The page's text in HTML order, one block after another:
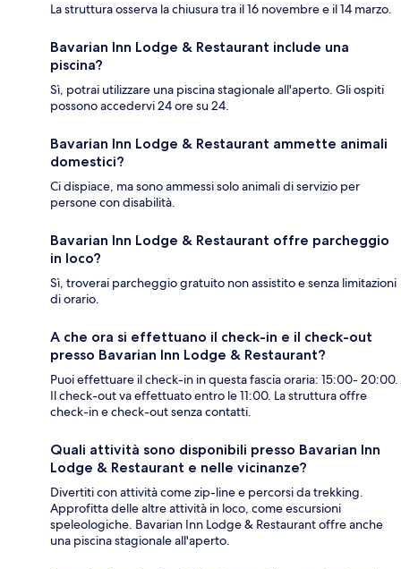
La struttura osserva la chiusura tra il 16 novembre e il 14 marzo.
Bavarian Inn Lodge & Restaurant include una
piscina?
Sì, potrai utilizzare una piscina stagionale all'aperto. Gli ospiti
possono accedervi 24 ore su 24.
Bavarian Inn Lodge & Restaurant ammette animali
domestici?
Ci dispiace, ma sono ammessi solo animali di servizio per
persone con disabilità.
Bavarian Inn Lodge & Restaurant offre parcheggio
in loco?
Sì, troverai parcheggio gratuito non assistito e senza limitazioni
di orario.
A che ora si effettuano il check-in e il check-out
presso Bavarian Inn Lodge & Restaurant?
Puoi effettuare il check-in in questa fascia oraria: 15:00- 20:00.
Il check-out va effettuato entro le 11:00. La struttura offre
check-in e check-out senza contatti.
Quali attività sono disponibili presso Bavarian Inn
Lodge & Restaurant e nelle vicinanze?
Divertiti con attività come zip-line e percorsi da trekking.
Approfitta delle altre attività in loco, come escursioni
speleologiche. Bavarian Inn Lodge & Restaurant offre anche
una piscina stagionale all'aperto.